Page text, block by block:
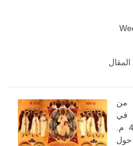
من
في
مطلع ولاية الملك زينون، سنة 475 م.